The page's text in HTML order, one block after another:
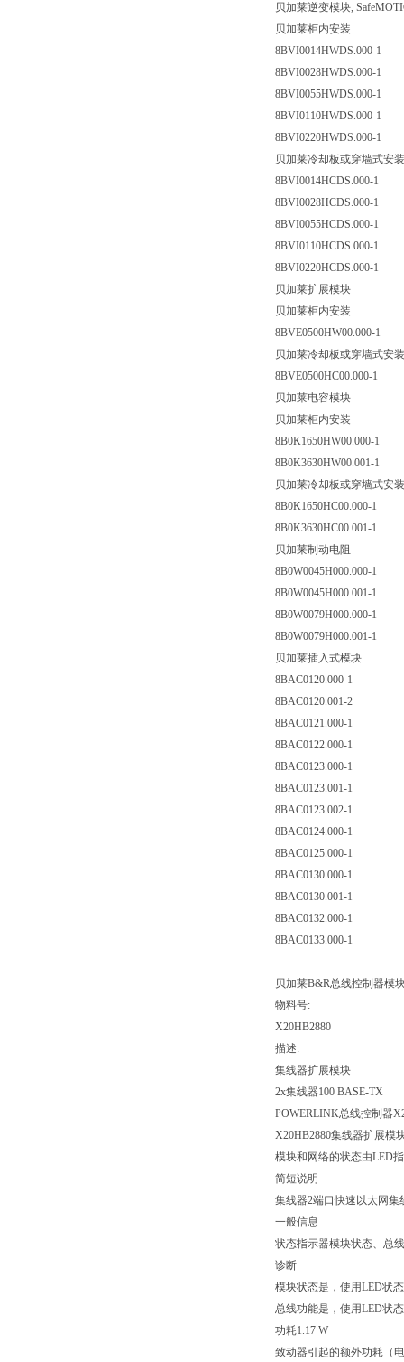
贝加莱逆变模块,
贝加莱柜内安装
8BVI0014HWDS.000-1
8BVI0028HWDS.000-1
8BVI0055HWDS.000-1
8BVI0110HWDS.000-1
8BVI0220HWDS.000-1
贝加莱冷却板或穿墙式安装
8BVI0014HCDS.000-1
8BVI0028HCDS.000-1
8BVI0055HCDS.000-1
8BVI0110HCDS.000-1
8BVI0220HCDS.000-1
贝加莱扩展模块
贝加莱柜内安装
8BVE0500HW00.000-1
贝加莱冷却板或穿墙式安装
8BVE0500HC00.000-1
贝加莱电容模块
贝加莱柜内安装
8B0K1650HW00.000-1
8B0K3630HW00.001-1
贝加莱冷却板或穿墙式安装
8B0K1650HC00.000-1
8B0K3630HC00.001-1
贝加莱制动电阻
8B0W0045H000.000-1
8B0W0045H000.001-1
8B0W0079H000.000-1
8B0W0079H000.001-1
贝加莱插入式模块
8BAC0120.000-1
8BAC0120.001-2
8BAC0121.000-1
8BAC0122.000-1
8BAC0123.000-1
8BAC0123.001-1
8BAC0123.002-1
8BAC0124.000-1
8BAC0125.000-1
8BAC0130.000-1
8BAC0130.001-1
8BAC0132.000-1
8BAC0133.000-1
贝加莱B&R总线控制器模
物料号:
X20HB2880
描述:
集线器扩展模块
2x集线器100 BASE-TX
POWERLINK总线控制器
X20HB2880集线器扩展模
模块和网络的状态由LED
简短说明
集线器2端口快速以太网
一般信息
状态指示器模块状态、总
诊断
模块状态是，使用LED状
总线功能是，使用LED状
功耗1.17 W
致动器引起的额外功耗（